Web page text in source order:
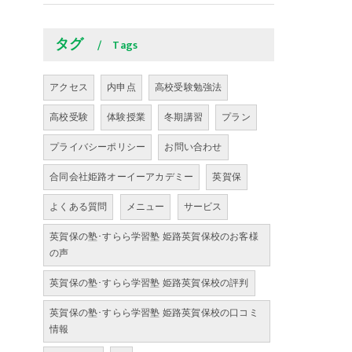
タグ Tags
アクセス 内申点
高校受験勉強法
高校受験
体験授業 冬期講習
プラン
プライバシーポリシー
お問い合わせ
合同会社姫路オーイーアカデミー
英賀保
よくある質問
メニュー
サービス
英賀保の塾･すらら学習塾 姫路英賀保校のお客様
の声
英賀保の塾･すらら学習塾 姫路英賀保校の評判
英賀保の塾･すらら学習塾 姫路英賀保校の口コミ
情報